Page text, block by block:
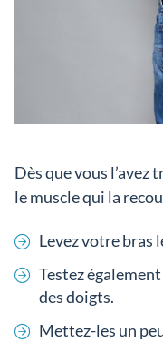
Dès que vous
le muscle qui la
Levez votre bras
Testez
des doigts.
Mettez-les un